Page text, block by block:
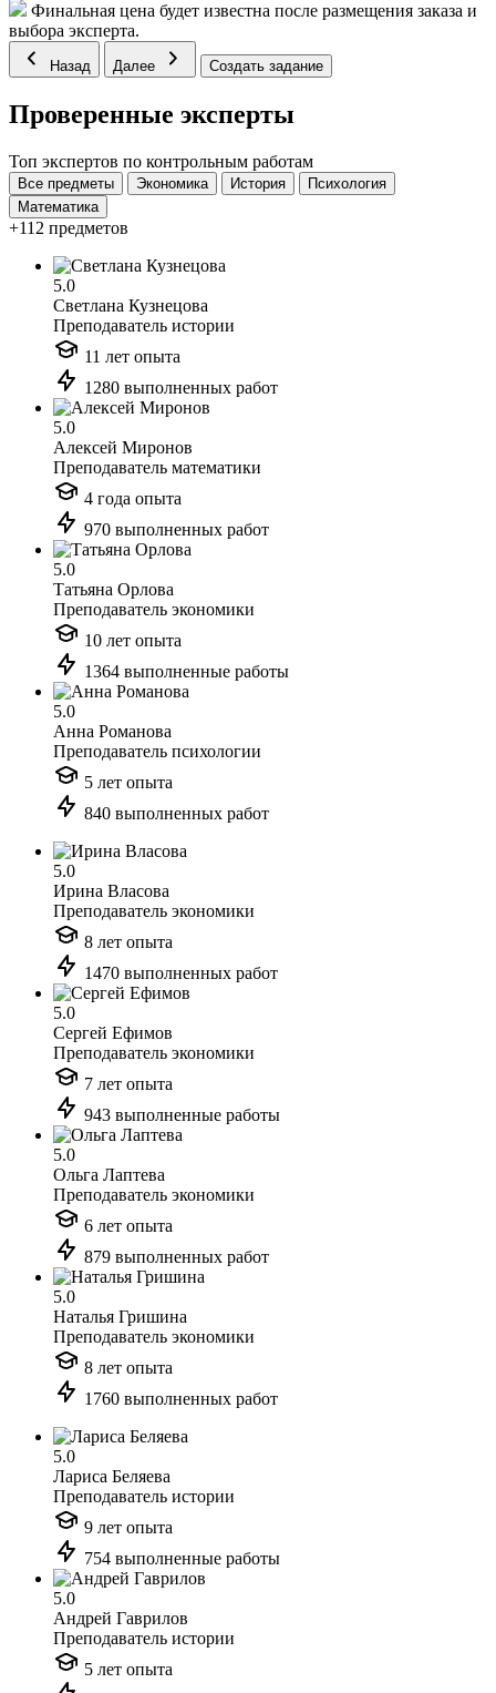
Финальная цена будет известна после размещения заказа и
выбора эксперта.
Назад Далее Создать задание
Проверенные эксперты
Топ экспертов по контрольным работам
Все предметы Экономика История
Психология
Математика
+112 предметов
5.0
Светлана Кузнецова
Преподаватель истории
11 лет опыта
1280 выполненных работ
5.0
Алексей Миронов
Преподаватель математики
4 года опыта
970 выполненных работ
5.0
Татьяна Орлова
Преподаватель экономики
10 лет опыта
1364 выполненные работы
5.0
Анна Романова
Преподаватель психологии
5 лет опыта
840 выполненных работ
5.0
Ирина Власова
Преподаватель экономики
8 лет опыта
1470 выполненных работ
5.0
Сергей Ефимов
Преподаватель экономики
7 лет опыта
943 выполненные работы
5.0
Ольга Лаптева
Преподаватель экономики
6 лет опыта
879 выполненных работ
5.0
Наталья Гришина
Преподаватель экономики
8 лет опыта
1760 выполненных работ
5.0
Лариса Беляева
Преподаватель истории
9 лет опыта
754 выполненные работы
5.0
Андрей Гаврилов
Преподаватель истории
5 лет опыта